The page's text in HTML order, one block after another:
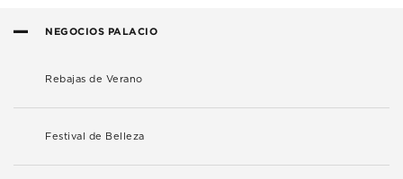
NEGOCIOS PALACIO
Rebajas de Verano
Festival de Belleza